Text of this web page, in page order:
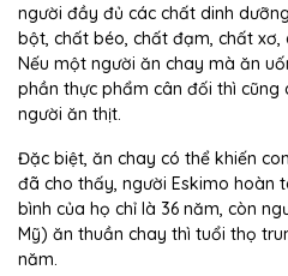
người đầy đủ các chất dinh
bột, chất béo, chất đạm, chất
Nếu một người ăn chay mà ăn
phần thực phẩm cân đối thì
người ăn thịt.
Đặc biệt, ăn chay có thể khiến
đã cho thấy, người Eskimo hoàn
bình của họ chỉ là 36 năm, còn
Mỹ) ăn thuần chay thì tuổi thọ
năm.